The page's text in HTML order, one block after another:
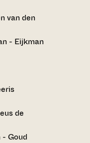
van den
- Eijkman
de
- Goud